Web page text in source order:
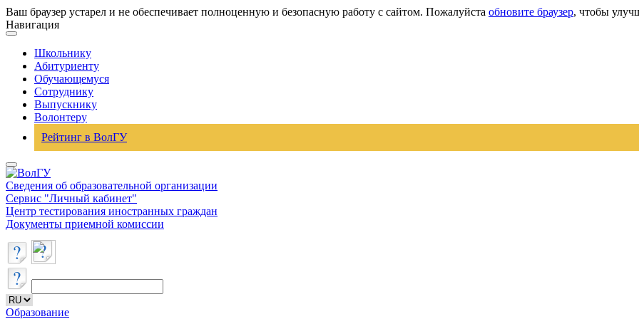
Ваш браузер устарел и не обеспечивает полноценную и безопасную работу с сайтом. Пожалуйста обновите браузер, чтобы
Навигация
Школьнику
Абитуриенту
Обучающемуся
Сотруднику
Выпускнику
Волонтеру
Рейтинг в ВолГУ
Сведения об образовательной организации
Сервис "Личный кабинет"
Центр тестирования иностранных граждан
Документы приемной комиссии
Образование